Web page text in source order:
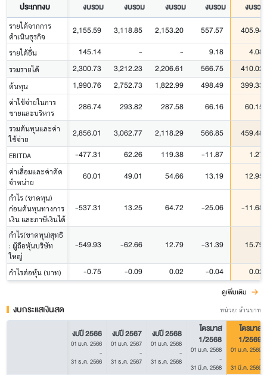
ประเภทงบ งบรวม งบรวม งบรวม งบรวม งบรวม
รายได้จากการ
ดำเนินธุรกิจ
2,155.59 3,118.85 2,153.20 557.57 405.94
รายได้อื่น 145.14 - - 9.18 4.08
รวมรายได้ 2,300.73 3,212.23 2,206.61 566.75 410.02
ต้นทุน 1,990.76 2,752.73 1,822.99 498.49 399.33
ค่าใช้จ่ายในการ
ขายและบริหาร
286.74 293.82 287.58 66.16 60.15
รวมต้นทุนและค่า
ใช้จ่าย
2,856.01 3,062.77 2,118.29 566.85 459.48
EBITDA -477.31 62.26 119.38 -11.87 1.27
ค่าเสื่อมและค่าตัด
จำหน่าย
60.01 49.01 54.66 13.19 12.95
กำไร (ขาดทุน)
ก่อนต้นทุนทางการ
เงิน และภาษีเงินได้
-537.31 13.25 64.72 -25.06 -11.68
กำไร(ขาดทุน)สุทธิ
: ผู้ถือหุ้นบริษัท
ใหญ่
-549.93 -62.66 12.79 -31.39 15.79
กำไรต่อหุ้น (บาท) -0.75 -0.09 0.02 -0.04 0.02
ดูเพิ่มเติม
งบกระแสเงินสด หน่วย: ล้านบาท
งบปี 2566
01 ม.ค. 2566
-
31 ธ.ค. 2566
งบปี 2567
01 ม.ค. 2567
-
31 ธ.ค. 2567
งบปี 2568
01 ม.ค. 2568
-
31 ธ.ค. 2568
ไตรมาส
1/2568
01 ม.ค. 2568
-
31 มี.ค. 2568
ไตรมาส
1/2569
01 ม.ค. 2569
-
31 มี.ค. 2569